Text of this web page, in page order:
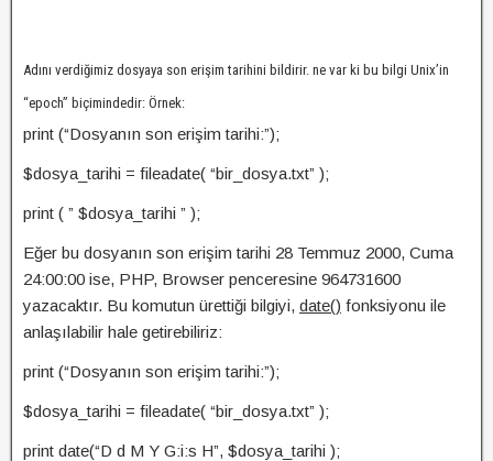
Adını verdiğimiz dosyaya son erişim tarihini bildirir. ne var ki bu bilgi Unix’in
“epoch” biçimindedir: Örnek:
print (“Dosyanın son erişim tarihi:”);
$dosya_tarihi = fileadate( “bir_dosya.txt” );
print ( ” $dosya_tarihi ” );
Eğer bu dosyanın son erişim tarihi 28 Temmuz 2000, Cuma
24:00:00 ise, PHP, Browser penceresine 964731600
yazacaktır. Bu komutun ürettiği bilgiyi, date() fonksiyonu ile
anlaşılabilir hale getirebiliriz:
print (“Dosyanın son erişim tarihi:”);
$dosya_tarihi = fileadate( “bir_dosya.txt” );
print date(“D d M Y G:i:s H”, $dosya_tarihi );